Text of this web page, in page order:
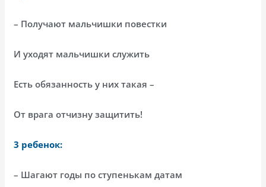
– Получают мальчишки повестки
И уходят мальчишки служить
Есть обязанность у них такая –
От врага отчизну защитить!
3 ребенок:
– Шагают годы по ступенькам датам